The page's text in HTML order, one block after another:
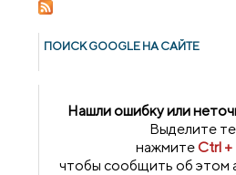
ПОИСК GOОGLE НА САЙТЕ
Нашли ошибку или
Выделите
нажмитеCtrl +
чтобы сообщить об этом